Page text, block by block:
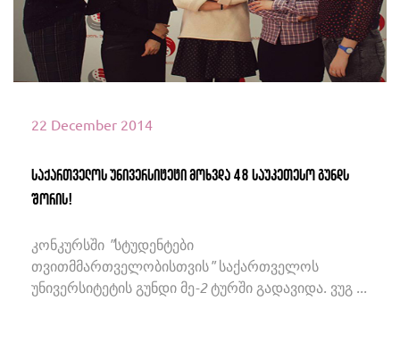
22 December 2014
საქართველოს უნივერსიტეტი მოხვდა 48 საუკეთესო გუნდს
შორის!
კონკურსში "სტუდენტები
თვითმმართველობისთვის" საქართველოს
უნივერსიტეტის გუნდი მე-2 ტურში გადავიდა. ვუგ ...